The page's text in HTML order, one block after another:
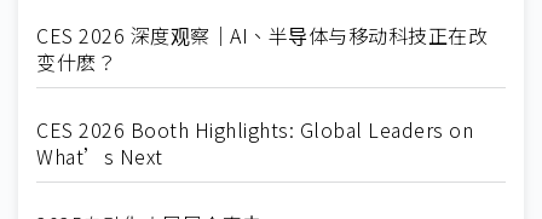
CES 2026 深度观察｜AI、半导体与移动科技正在改
变什麽？
CES 2026 Booth Highlights: Global Leaders on
What’s Next